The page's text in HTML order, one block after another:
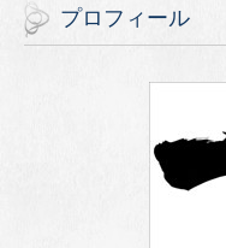
プロフィール